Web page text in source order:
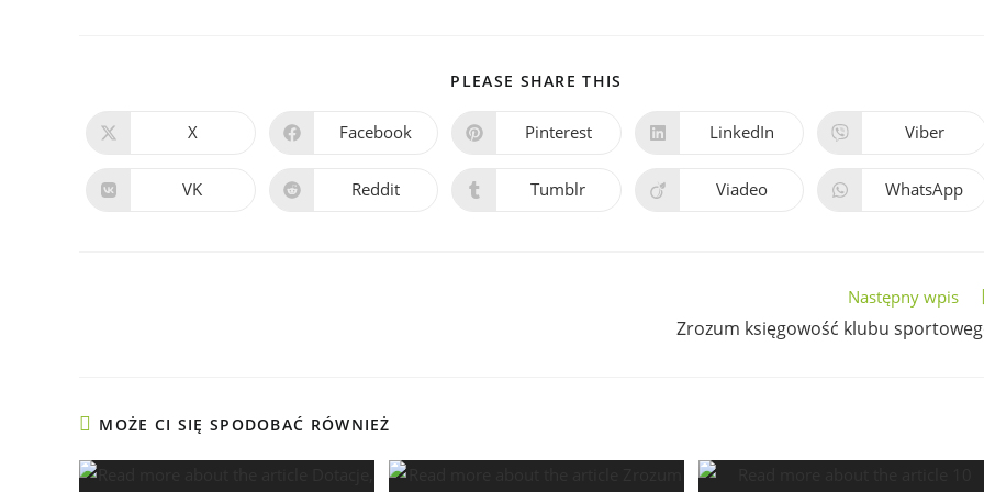
PLEASE SHARE THIS
X Facebook Pinterest LinkedIn Viber
VK Reddit Tumblr Viadeo WhatsApp
Następny wpis
Zrozum księgowość klubu
MOŻE CI SIĘ SPODOBAĆ RÓWNIEŻ